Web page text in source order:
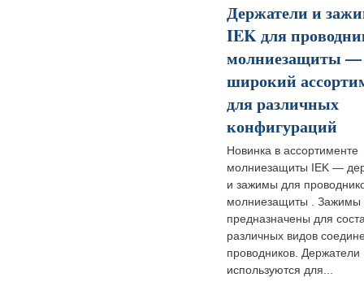
Держатели и
IEK для
молниезащиты —
широкий
для различных
конфигураций
Новинка в ассортименте
молниезащиты IEK —
и зажимы для
молниезащиты . Зажимы
предназначены для
различных видов
проводников. Держатели
используются для...